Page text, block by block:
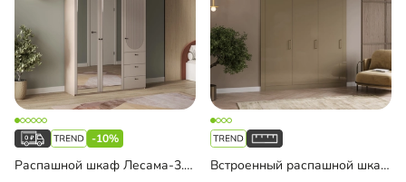
-10%
Распашной шкаф Лесама-3.3 Декор 2 с зеркалом Встроенный распашной шкаф Тино-3-1